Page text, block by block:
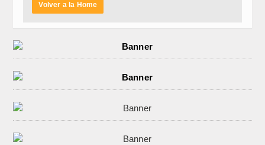
Volver a la Home